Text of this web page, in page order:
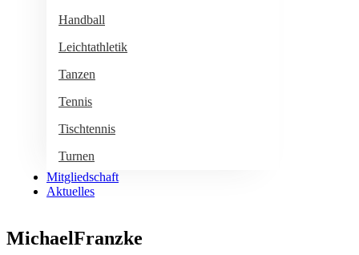
Handball
Leichtathletik
Tanzen
Tennis
Tischtennis
Turnen
Mitgliedschaft
Aktuelles
MichaelFranzke